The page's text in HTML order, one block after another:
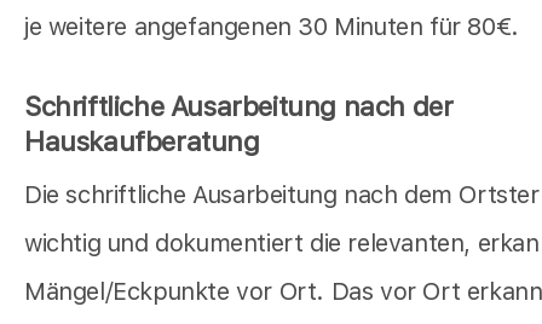
je weitere angefangenen 30 Minuten für 80€.
Schriftliche Ausarbeitung nach der
Hauskaufberatung
Die schriftliche Ausarbeitung nach dem
wichtig und dokumentiert die relevanten,
Mängel/Eckpunkte vor Ort. Das vor Ort